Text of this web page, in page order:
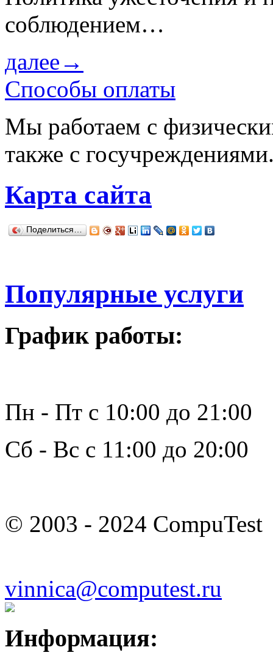
соблюдением…
далее→
Способы оплаты
Мы работаем с
также с
Карта сайта
Поделиться…
Популярные услуги
График работы:
Пн - Пт с 10:00 до 21:00
Сб - Вс с 11:00 до 20:00
© 2003 - 2024 CompuTest
vinnica@computest.ru
Информация: